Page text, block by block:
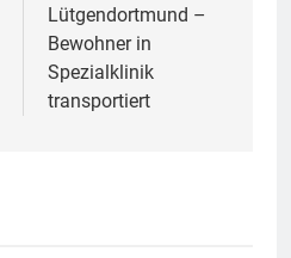
Lütgendortmund –
Bewohner in
Spezialklinik
transportiert